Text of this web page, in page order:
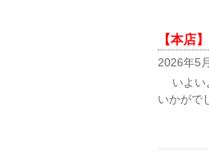
【本店
2026年5
いよい
いかがで